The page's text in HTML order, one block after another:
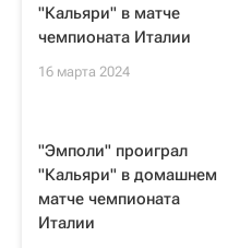
"Кальяри" в матче
чемпионата Италии
16 марта 2024
"Эмполи" проиграл
"Кальяри" в домашнем
матче чемпионата
Италии